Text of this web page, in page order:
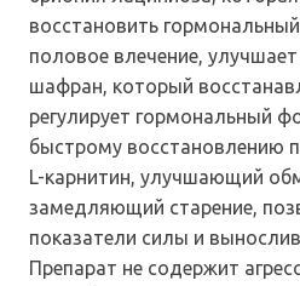
восстановить
половое влечение,
шафран, который
регулирует гормональный
быстрому восстановлению
L-карнитин, улучшающий
замедляющий старение,
показатели силы и
Препарат не содержит